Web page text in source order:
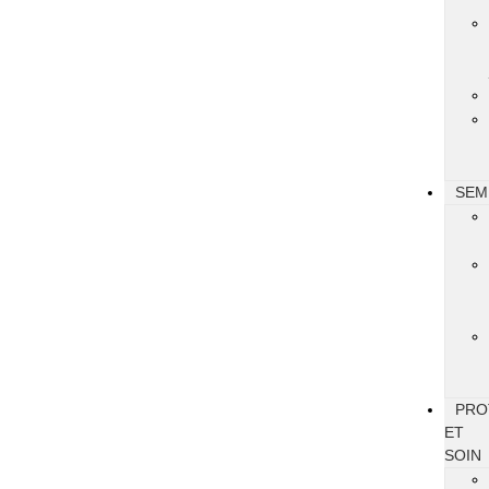
ET
SOIN